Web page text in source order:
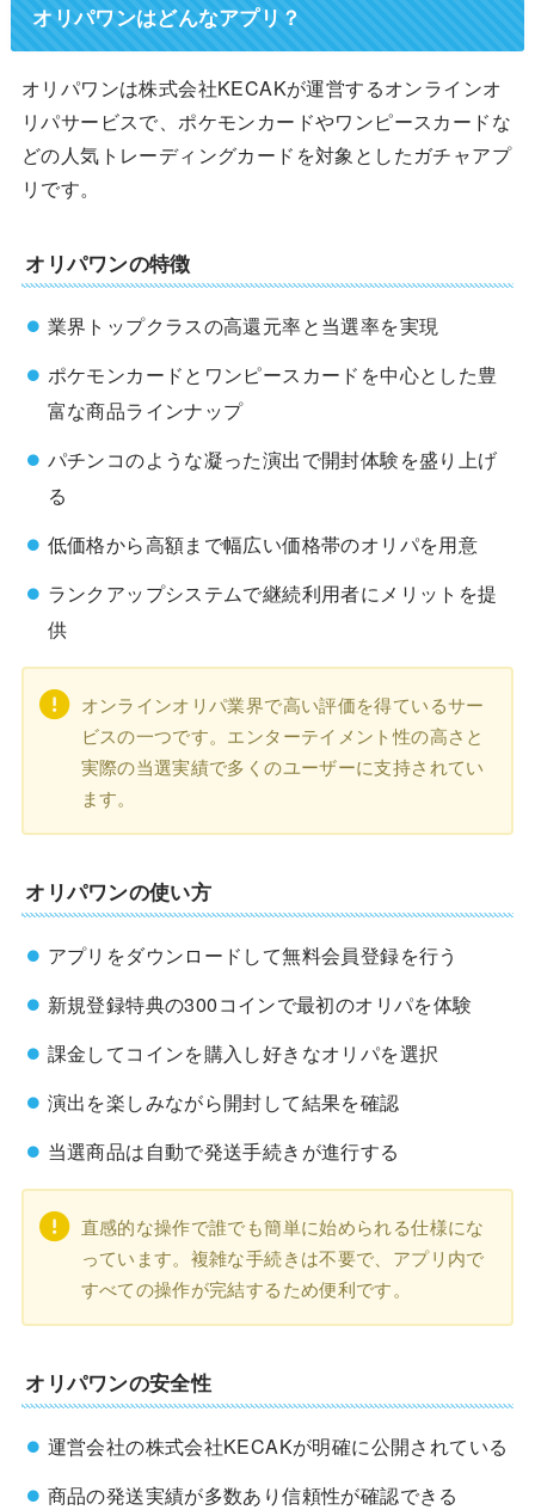
オリパワンはどんなアプリ？
オリパワンは株式会社KECAKが運営するオンラインオ
リパサービスで、ポケモンカードやワンピースカードな
どの人気トレーディングカードを対象としたガチャアプ
リです。
オリパワンの特徴
業界トップクラスの高還元率と当選率を実現
ポケモンカードとワンピースカードを中心とした豊
富な商品ラインナップ
パチンコのような凝った演出で開封体験を盛り上げ
る
低価格から高額まで幅広い価格帯のオリパを用意
ランクアップシステムで継続利用者にメリットを提
供
オンラインオリパ業界で高い評価を得ているサー
ビスの一つです。エンターテイメント性の高さと
実際の当選実績で多くのユーザーに支持されてい
ます。
オリパワンの使い方
アプリをダウンロードして無料会員登録を行う
新規登録特典の300コインで最初のオリパを体験
課金してコインを購入し好きなオリパを選択
演出を楽しみながら開封して結果を確認
当選商品は自動で発送手続きが進行する
直感的な操作で誰でも簡単に始められる仕様にな
っています。複雑な手続きは不要で、アプリ内で
すべての操作が完結するため便利です。
オリパワンの安全性
運営会社の株式会社KECAKが明確に公開されている
商品の発送実績が多数あり信頼性が確認できる